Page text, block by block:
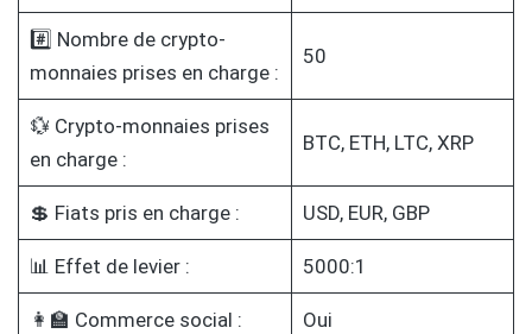
#️⃣ Nombre de crypto-
monnaies prises en charge :
50
💱 Crypto-monnaies prises
en charge :
BTC, ETH, LTC, XRP
💲 Fiats pris en charge : USD, EUR, GBP
📊 Effet de levier : 5000:1
👩‍🏫 Commerce social : Oui